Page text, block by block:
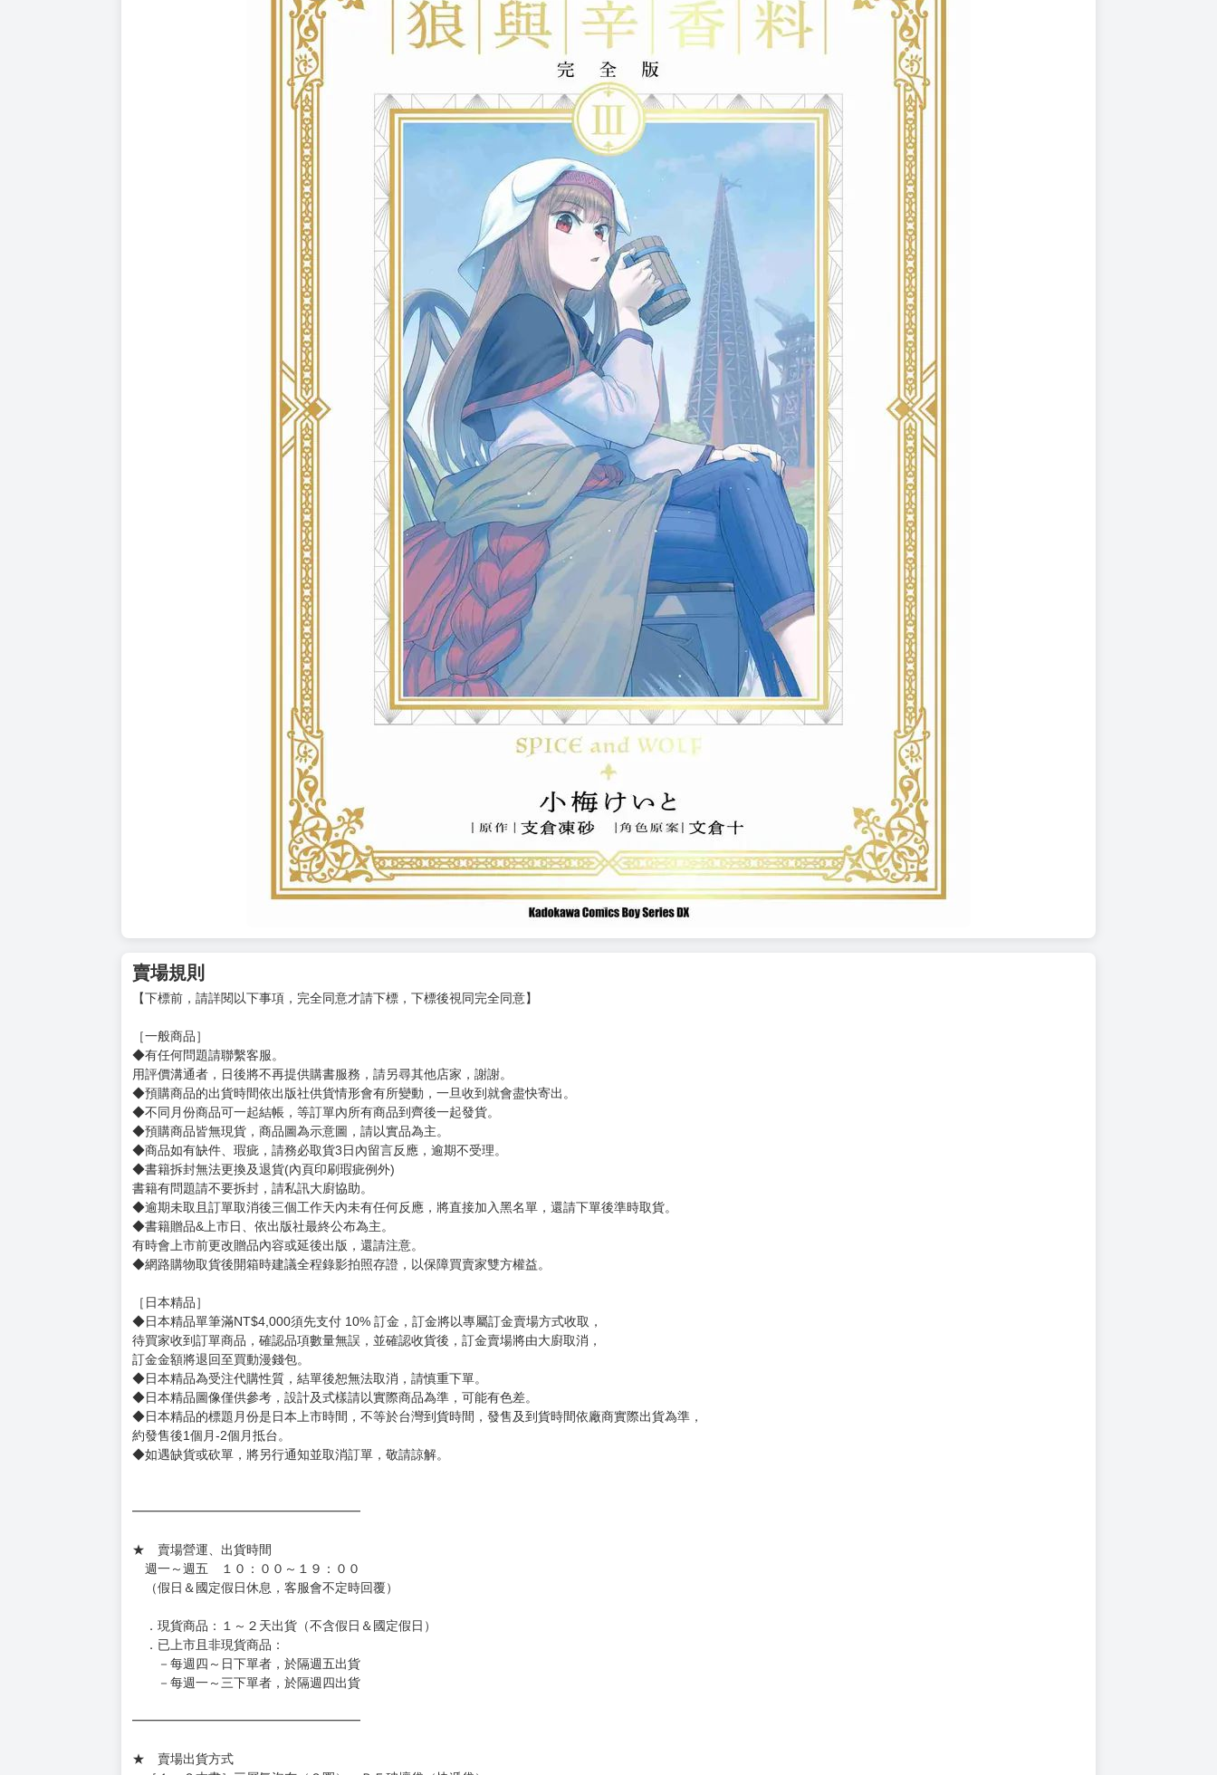
華美豔麗、聰穎堅強、因而懷念。
賢狼赫羅與行商人羅倫斯的旅程回憶，以完全版之姿回歸。
賣場規則
【下標前，請詳閱以下事項，完全同意才請下標，下標後視同完全同意】
［一般商品］
◆有任何問題請聯繫客服。
用評價溝通者，日後將不再提供購書服務，請另尋其他店家，謝謝。
◆不同月份商品可一起結帳，等訂單內所有商品到齊後一起發貨。
◆預購商品皆無現貨，商品圖為示意圖，請以實品為主。
◆商品如有缺件、瑕疵，請務必取貨3日內留言反應，逾期不受理。
◆書籍拆封無法更換及退貨(內頁印刷瑕疵例外)
書籍有問題請不要拆封，請私訊大廚協助。
◆逾期未取且訂單取消後三個工作天內未有任何反應，將直接加入黑名單，還請下單後準時取貨。
◆書籍贈品&上市日、依出版社最終公布為主。
有時會上市前更改贈品內容或延後出版，還請注意。
◆網路購物取貨後開箱時建議全程錄影拍照存證，以保障買賣家雙方權益。
訂金金額將退回至買動漫錢包。
◆日本精品為受注代購性質，結單後恕無法取消，請慎重下單。
◆日本精品圖像僅供參考，設計及式樣請以實際商品為準，可能有色差。
約發售後1個月-2個月抵台。
◆如遇缺貨或砍單，將另行通知並取消訂單，敬請諒解。
週一～週五 １０：００～１９：００
（假日＆國定假日休息，客服會不定時回覆）